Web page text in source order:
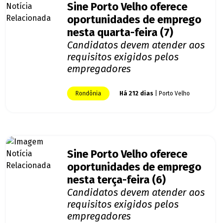
Sine Porto Velho oferece
oportunidades de emprego
nesta quarta-feira (7)
Candidatos devem atender aos
requisitos exigidos pelos
empregadores
Rondônia Há 212 dias | Porto Velho
Sine Porto Velho oferece
oportunidades de emprego
nesta terça-feira (6)
Candidatos devem atender aos
requisitos exigidos pelos
empregadores